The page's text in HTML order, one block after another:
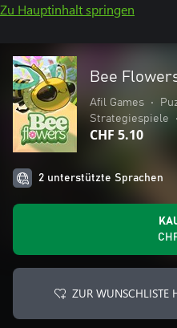
Zu Hauptinhalt springen
Bee
Afil Games •
Strategiespiele
•
CHF 5.10
2 unterstützte Sprachen
ZUR WUNSCHLISTE